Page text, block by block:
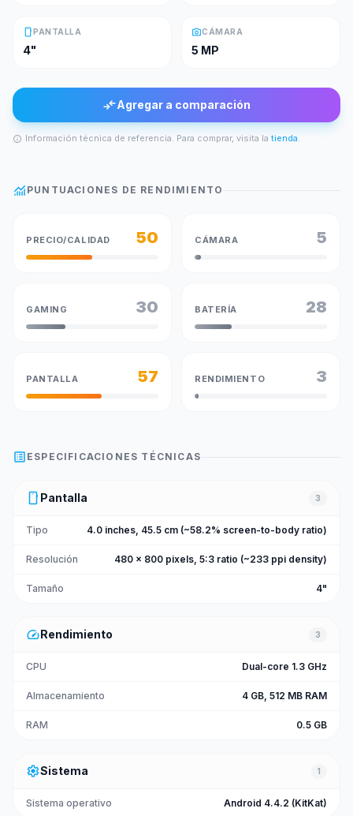
smartphonePANTALLA
4"
photo_cameraCÁMARA
5 MP
compare_arrowsAgregar a comparación
info Información técnica de referencia. Para comprar, visita la tienda.
monitoring PUNTUACIONES DE RENDIMIENTO
PRECIO/CALIDAD 50 CÁMARA 5
GAMING 30 BATERÍA 28
PANTALLA 57 RENDIMIENTO 3
list_alt ESPECIFICACIONES TÉCNICAS
smartphone Pantalla 3
Tipo 4.0 inches, 45.5 cm (~58.2% screen-to-body ratio)
Resolución 480 x 800 pixels, 5:3 ratio (~233 ppi density)
Tamaño 4"
speedRendimiento 3
CPU Dual-core 1.3 GHz
Almacenamiento 4 GB, 512 MB RAM
RAM 0.5 GB
settingsSistema 1
Sistema operativo Android 4.4.2 (KitKat)